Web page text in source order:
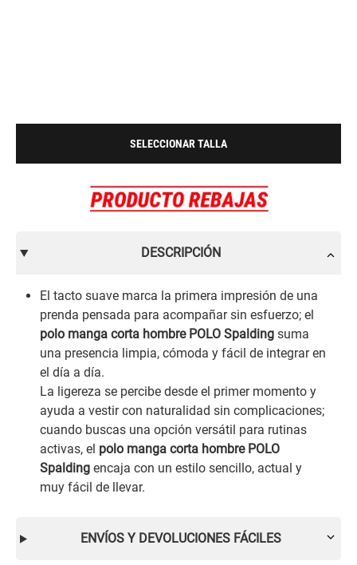
SELECCIONAR TALLA
DESCRIPCIÓN
El tacto suave marca la primera impresión de una
prenda pensada para acompañar sin esfuerzo; el
polo manga corta hombre POLO Spalding suma
una presencia limpia, cómoda y fácil de integrar en
el día a día.
La ligereza se percibe desde el primer momento y
ayuda a vestir con naturalidad sin complicaciones;
cuando buscas una opción versátil para rutinas
activas, el polo manga corta hombre POLO
Spalding encaja con un estilo sencillo, actual y
muy fácil de llevar.
ENVÍOS Y DEVOLUCIONES FÁCILES